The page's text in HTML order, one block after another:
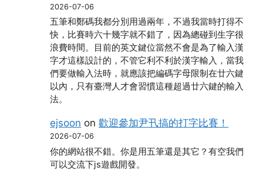
2026-07-06
五筆和鄭碼我都分別用過兩年，不過我當時打得不
快，比賽時六十幾字就不錯了，因為總碰到生字很
浪費時間。目前的英文鍵位當然不會是為了輸入漢
字才這樣設計的，不管它利不利於漢字輸入，當我
們要做輸入法時，就應該把編碼字母限制在廿六鍵
以內，只有臺灣人才會習慣這種超過廿六鍵的輸入
法。
ejsoon on歡迎參加尹卂搞的打字比賽！
2026-07-06
你的網站很不錯。你是用五筆還是其它？有空我們
可以交流下js遊戲開發。